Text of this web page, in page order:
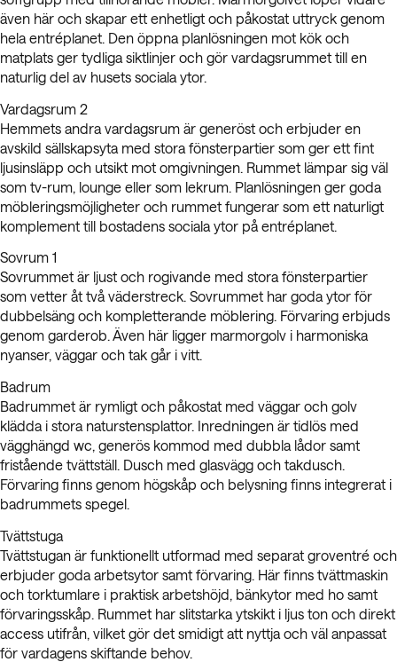
även här och skapar ett enhetligt och påkostat uttryck genom
hela entréplanet. Den öppna planlösningen mot kök och
matplats ger tydliga siktlinjer och gör vardagsrummet till en
naturlig del av husets sociala ytor.
Vardagsrum 2
Hemmets andra vardagsrum är generöst och erbjuder en
avskild sällskapsyta med stora fönsterpartier som ger ett fint
ljusinsläpp och utsikt mot omgivningen. Rummet lämpar sig väl
som tv-rum, lounge eller som lekrum. Planlösningen ger goda
möbleringsmöjligheter och rummet fungerar som ett naturligt
komplement till bostadens sociala ytor på entréplanet.
Sovrum 1
Sovrummet är ljust och rogivande med stora fönsterpartier
som vetter åt två väderstreck. Sovrummet har goda ytor för
dubbelsäng och kompletterande möblering. Förvaring erbjuds
genom garderob. Även här ligger marmorgolv i harmoniska
nyanser, väggar och tak går i vitt.
Badrum
Badrummet är rymligt och påkostat med väggar och golv
klädda i stora naturstensplattor. Inredningen är tidlös med
vägghängd wc, generös kommod med dubbla lådor samt
fristående tvättställ. Dusch med glasvägg och takdusch.
Förvaring finns genom högskåp och belysning finns integrerat i
badrummets spegel.
Tvättstuga
Tvättstugan är funktionellt utformad med separat groventré och
erbjuder goda arbetsytor samt förvaring. Här finns tvättmaskin
och torktumlare i praktisk arbetshöjd, bänkytor med ho samt
förvaringsskåp. Rummet har slitstarka ytskikt i ljus ton och direkt
access utifrån, vilket gör det smidigt att nyttja och väl anpassat
för vardagens skiftande behov.